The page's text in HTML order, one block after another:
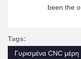
been the
Tags:
Γυρισμένα CNC μέρη